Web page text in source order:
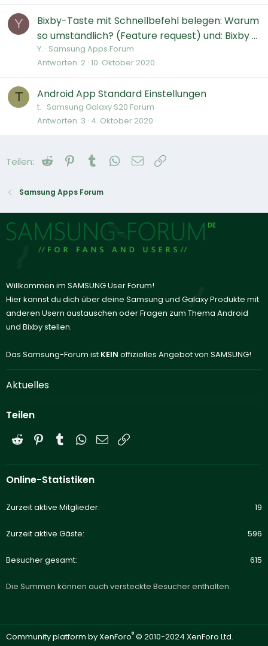
Y
Bixby-Taste mit Schnellbefehl belegen: Warum
so umständlich? (Feature request) und: Bixby ...
Y. Samsung Apps Forum
Antworten 2 10. Oktober 2020
T Android App Standard Einstellungen
t. Samsung Galaxy S20 Forum
Antworten 3 4. Oktober 2020
Teilen: Reddit Pinterest
Tumblr WhatsApp
E-Mail
Samsung Apps Forum
Willkommen im SAMSUNG User Forum!
Hier kannst du dich über deine Samsung und Galaxy Produkte mit
anderen Usern austauschen oder Fragen zum Thema Android
und Bixby stellen.
Das Samsung-Forum ist KEIN offizielles Angebot von SAMSUNG!
Aktuelles
Teilen
Reddit PinterestTumblrWhatsApp
E-Mail
Online-Statistiken
Zurzeit aktive Mitglieder 19
Zurzeit aktive Gäste 596
Besucher gesamt 615
Die Summen können auch versteckte Besucher enthalten.
Community platform by XenForo® © 2010-2024 XenForo Ltd.